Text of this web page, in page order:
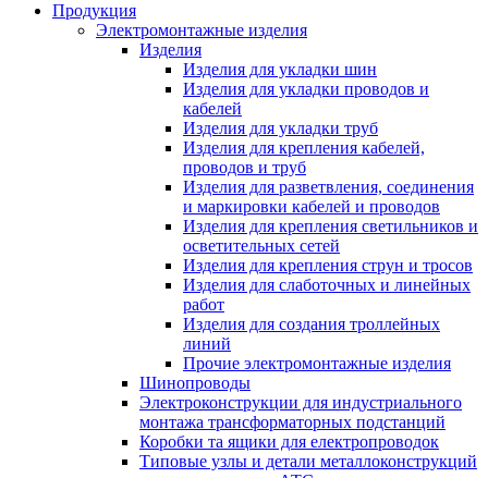
Продукция
Электромонтажные изделия
Изделия
Изделия для укладки шин
Изделия для укладки проводов и
кабелей
Изделия для укладки труб
Изделия для крепления кабелей,
проводов и труб
Изделия для разветвления, соединения
и маркировки кабелей и проводов
Изделия для крепления светильников и
осветительных сетей
Изделия для крепления струн и тросов
Изделия для слаботочных и линейных
работ
Изделия для создания троллейных
линий
Прочие электромонтажные изделия
Шинопроводы
Электроконструкции для индустриального
монтажа трансформаторных подстанций
Коробки та ящики для електропроводок
Типовые узлы и детали металлоконструкций